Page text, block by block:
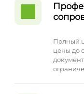
Полный
цены до